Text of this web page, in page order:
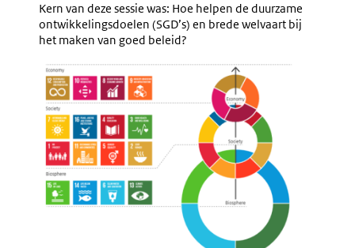
Kern van deze sessie was: Hoe helpen de duurzame
ontwikkelingsdoelen (SGD’s) en brede welvaart bij
het maken van goed beleid?
Afbeelding